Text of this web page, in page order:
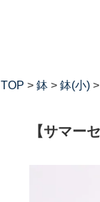
TOP > 鉢 > 鉢(小)
【サマ